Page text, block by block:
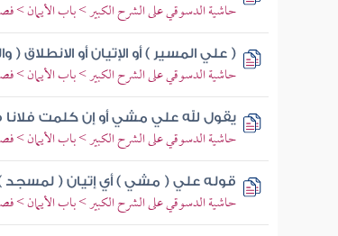
حاشية الدسوقي على الشرح الكبير > باب الأيمان >
( علي المسير ) أو الإتيان أو الانطلاق
حاشية الدسوقي على الشرح الكبير > باب الأيمان >
يقول لله علي مشي أو إن كلمت
حاشية الدسوقي على الشرح الكبير > باب الأيمان >
قوله علي ( مشي ) أي إتيان ( لمسجد )
حاشية الدسوقي على الشرح الكبير > باب الأيمان >